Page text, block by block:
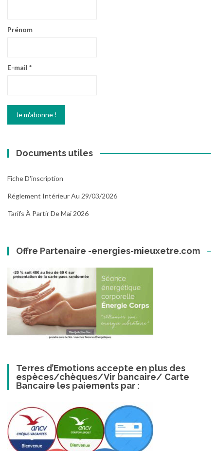
Prénom
E-mail *
Documents utiles
Fiche D'inscription
Réglement Intérieur Au 29/03/2026
Tarifs À Partir De Mai 2026
Offre Partenaire -energies-mieuxetre.com
Terres d’Emotions accepte en plus des
espèces/chèques/Vir bancaire/ Carte
Bancaire les paiements par :